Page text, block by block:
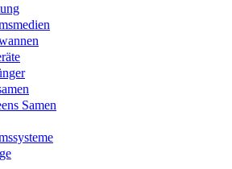
Samen